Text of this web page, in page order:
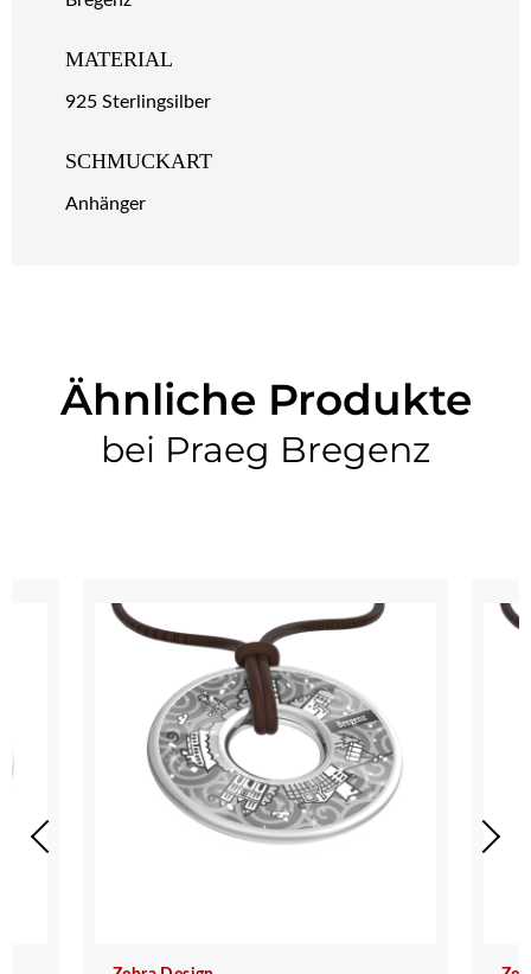
MATERIAL
925 Sterlingsilber
SCHMUCKART
Anhänger
Ähnliche Produkte
bei Praeg Bregenz